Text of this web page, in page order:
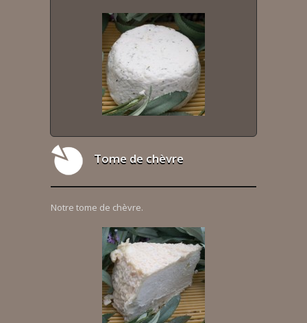
Tome de chèvre
Notre tome de chèvre.